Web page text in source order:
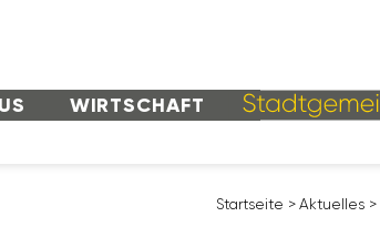
WIRT­SCHAFT
Start­seite > Aktu­elles >